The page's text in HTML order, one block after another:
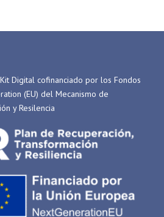
Digital cofinanciado por los Fondos
(EU) del Mecanismo de
y Resilencia